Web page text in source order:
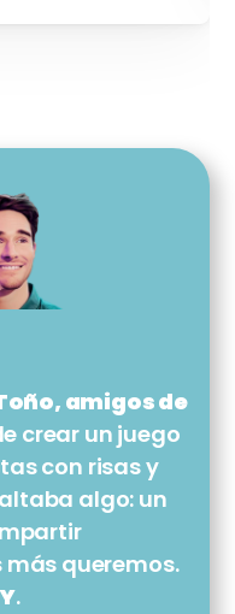
amigos de
crear un juego
con risas y
algo: un
queremos.
.